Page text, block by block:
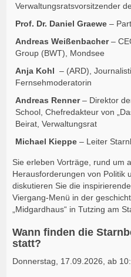
Verwaltungsratsvorsitzender
Prof. Dr. Daniel Graewe–
Andreas Weißenbacher–
Group (BWT), Mondsee
Anja Kohl – (ARD),
Fernsehmoderatorin
Andreas Renner– Direktor
School, Chefredakteur von
Beirat, Verwaltungsrat
Michael Kieppe – Leiter
Sie erleben Vorträge, rund um
Herausforderungen von Politik
diskutieren Sie die
Viergang-Menü in der
„Midgardhaus“ in Tutzing am
Wann finden die
statt?
Donnerstag, 17.09.2026, ab